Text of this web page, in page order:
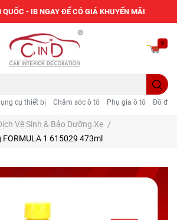
cụ thiết bị Chăm sóc ô tô Phụ gia ô tô Đồ
0
Vệ Sinh & Bảo Dưỡng Xe /
1 615029 473ml
QUỐC - IB NGAY ĐỂ CÓ GIÁ KHUYẾN MÃI